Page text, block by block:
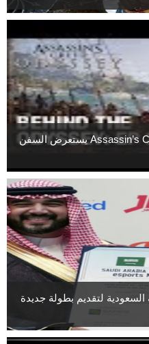
فيديو جديد للعبة Assassin’s Creed Odyssey يستعرض السفن
السعودية لتقديم بطولة جديدة